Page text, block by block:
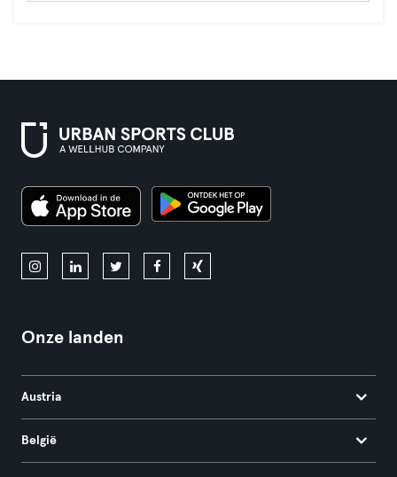
Onze landen
Austria
België